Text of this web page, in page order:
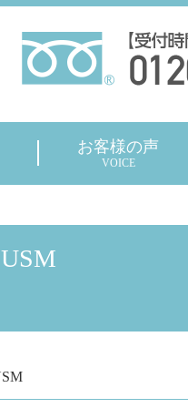
お客様の声
VOICE